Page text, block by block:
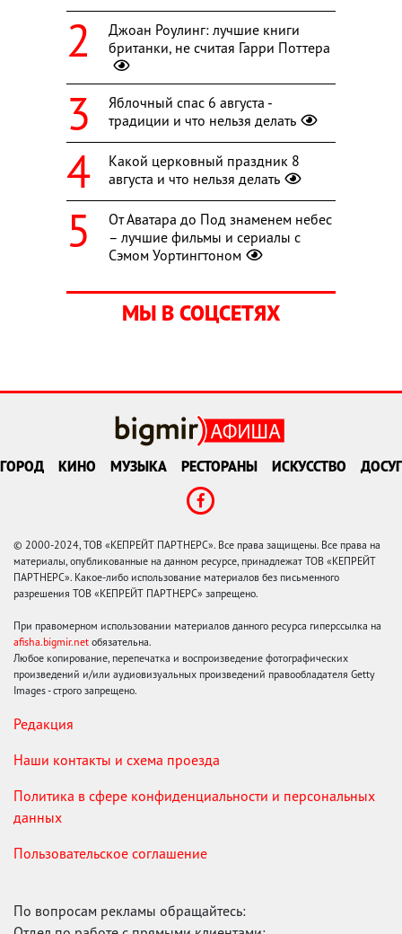
Джоан Роулинг: лучшие книги
британки, не считая Гарри Поттера
Яблочный спас 6 августа -
традиции и что нельзя делать
Какой церковный праздник 8
августа и что нельзя делать
От Аватара до Под знаменем небес
– лучшие фильмы и сериалы с
Сэмом Уортингтоном
МЫ В СОЦСЕТЯХ
ГОРОД КИНО МУЗЫКА РЕСТОРАНЫ ИСКУССТВО ДОСУГ
© 2000-2024, ТОВ «КЕПРЕЙТ ПАРТНЕРС». Все права защищены. Все права на
материалы, опубликованные на данном ресурсе, принадлежат ТОВ «КЕПРЕЙТ
ПАРТНЕРС». Какое-либо использование материалов без письменного
разрешения ТОВ «КЕПРЕЙТ ПАРТНЕРС» запрещено.
При правомерном использовании материалов данного ресурса гиперссылка на
afisha.bigmir.net обязательна.
Любое копирование, перепечатка и воспроизведение фотографических
произведений и/или аудиовизуальных произведений правообладателя Getty
Images - строго запрещено.
Редакция
Наши контакты и схема проезда
Политика в сфере конфиденциальности и персональных
данных
Пользовательское соглашение
По вопросам рекламы обращайтесь: